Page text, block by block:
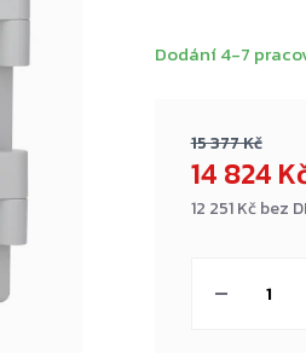
15 377 Kč
14 824
12 251 Kč bez
Dodání 4-7